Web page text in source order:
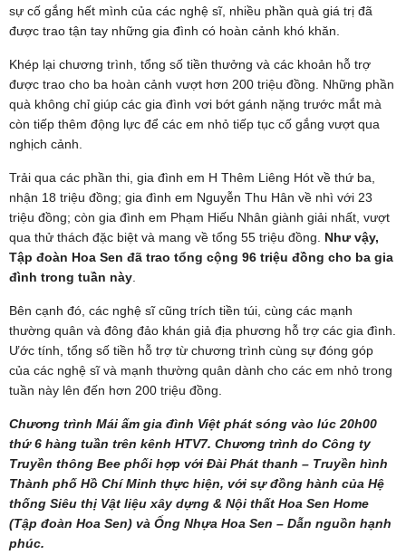
sự cố gắng hết mình của các nghệ sĩ, nhiều phần quà giá trị đã
được trao tận tay những gia đình có hoàn cảnh khó khăn.
Khép lại chương trình, tổng số tiền thưởng và các khoản hỗ trợ
được trao cho ba hoàn cảnh vượt hơn 200 triệu đồng. Những phần
quà không chỉ giúp các gia đình vơi bớt gánh nặng trước mắt mà
còn tiếp thêm động lực để các em nhỏ tiếp tục cố gắng vượt qua
nghịch cảnh.
Trải qua các phần thi, gia đình em H Thêm Liêng Hót về thứ ba,
nhận 18 triệu đồng; gia đình em Nguyễn Thu Hân về nhì với 23
triệu đồng; còn gia đình em Phạm Hiếu Nhân giành giải nhất, vượt
qua thử thách đặc biệt và mang về tổng 55 triệu đồng. Như vậy,
Tập đoàn Hoa Sen đã trao tổng cộng 96 triệu đồng cho ba gia
đình trong tuần này
Bên cạnh đó, các nghệ sĩ cũng trích tiền túi, cùng các mạnh
thường quân và đông đảo khán giả địa phương hỗ trợ các gia đình.
Ước tính, tổng số tiền hỗ trợ từ chương trình cùng sự đóng góp
của các nghệ sĩ và mạnh thường quân dành cho các em nhỏ trong
tuần này lên đến hơn 200 triệu đồng.
Chương trình Mái ấm gia đình Việt phát sóng vào lúc 20h00
thứ 6 hàng tuần trên kênh HTV7. Chương trình do Công ty
Truyền thông Bee phối hợp với Đài Phát thanh – Truyền hình
Thành phố Hồ Chí Minh thực hiện, với sự đồng hành của Hệ
thống Siêu thị Vật liệu xây dựng & Nội thất Hoa Sen Home
(Tập đoàn Hoa Sen) và Ống Nhựa Hoa Sen – Dẫn nguồn hạnh
phúc.